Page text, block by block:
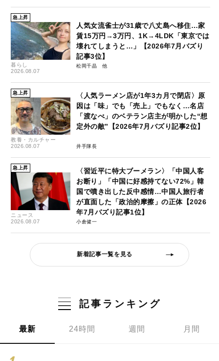
急上昇
暮らし
2026.08.07
人気女流雀士が31歳で八丈島へ移住…家
賃15万円→3万円、1K→4LDK「東京では
壊れてしまうと…」【2026年7月バズり
記事3位】
松岡千晶
急上昇
教養・カルチャー
2026.08.07
〈人気ラーメン店が1年3カ月で閉店〉原
因は「味」でも「売上」でもなく…名店
「渡なべ」のベテラン店主が明かした“想
定外の敵”【2026年7月バズり記事2位】
井手隊長
急上昇
ニュース
2026.08.07
〈習近平に特大ブーメラン〉「中国人客
お断り」「中国に好感持てない72%」韓
国で噴き出した反中感情…中国人旅行者
が直面した「政治的摩擦」の正体【2026
年7月バズり記事1位】
小倉健一
新着記事一覧を見る
記事ランキング
最新 24時間 週間 月間